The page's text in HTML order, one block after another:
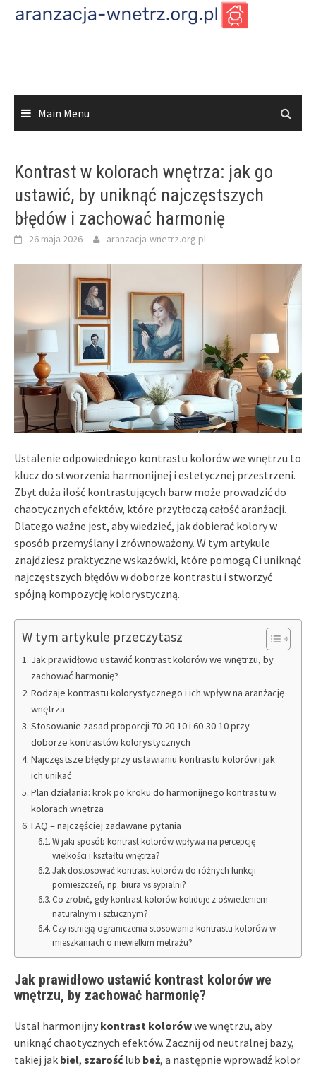
Skip
Main Menu
Kontrast w kolorach wnętrza: jak go
ustawić, by uniknąć najczęstszych
błędów i zachować harmonię
26 maja 2026 aranzacja-wnetrz.org.pl
Ustalenie odpowiedniego kontrastu kolorów we wnętrzu to
klucz do stworzenia harmonijnej i estetycznej przestrzeni.
Zbyt duża ilość kontrastujących barw może prowadzić do
chaotycznych efektów, które przytłoczą całość aranżacji.
Dlatego ważne jest, aby wiedzieć, jak dobierać kolory w
sposób przemyślany i zrównoważony. W tym artykule
znajdziesz praktyczne wskazówki, które pomogą Ci uniknąć
najczęstszych błędów w doborze kontrastu i stworzyć
spójną kompozycję kolorystyczną.
W tym artykule przeczytasz
Jak prawidłowo ustawić kontrast kolorów we wnętrzu, by
zachować harmonię?
Rodzaje kontrastu kolorystycznego i ich wpływ na aranżację
wnętrza
Stosowanie zasad proporcji 70-20-10 i 60-30-10 przy
doborze kontrastów kolorystycznych
Najczęstsze błędy przy ustawianiu kontrastu kolorów i jak
ich unikać
Plan działania: krok po kroku do harmonijnego kontrastu w
kolorach wnętrza
FAQ – najczęściej zadawane pytania
W jaki sposób kontrast kolorów wpływa na percepcję
wielkości i kształtu wnętrza?
Jak dostosować kontrast kolorów do różnych funkcji
pomieszczeń, np. biura vs sypialni?
Co zrobić, gdy kontrast kolorów koliduje z oświetleniem
naturalnym i sztucznym?
Czy istnieją ograniczenia stosowania kontrastu kolorów w
mieszkaniach o niewielkim metrażu?
Jak prawidłowo ustawić kontrast kolorów we
wnętrzu, by zachować harmonię?
Ustal harmonijny kontrast kolorówwe wnętrzu, aby
uniknąć chaotycznych efektów. Zacznij od neutralnej bazy,
takiej jak biel, szarośćlub beż, a następnie wprowadź kolor